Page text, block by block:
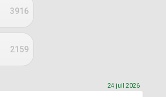
3916
2159
24 juil 2026